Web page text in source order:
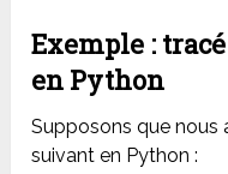
Exemple :
en Python
Supposons que nous
suivant en Python :